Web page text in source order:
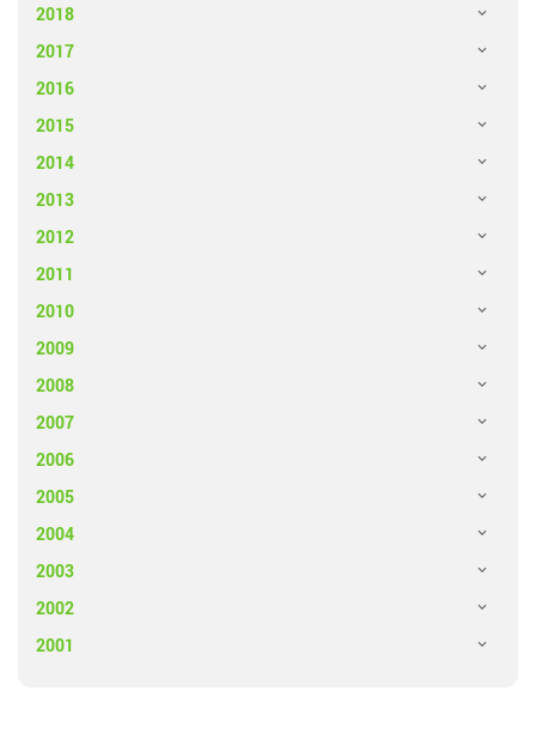
2018
2017
2016
2015
2014
2013
2012
2011
2010
2009
2008
2007
2006
2005
2004
2003
2002
2001